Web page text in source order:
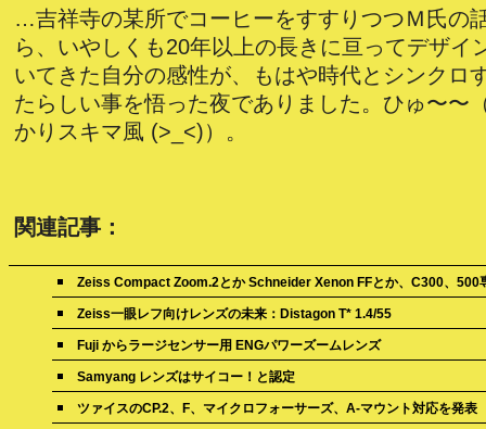
…吉祥寺の某所でコーヒーをすすりつつＭ氏の
ら、いやしくも20年以上の長きに亘ってデザイ
いてきた自分の感性が、もはや時代とシンクロ
たらしい事を悟った夜でありました。ひゅ〜〜
かりスキマ風 (>_<)）。
関連記事：
Zeiss Compact Zoom.2とか Schneider Xenon FFとか、C300、500
Zeiss一眼レフ向けレンズの未来：Distagon T* 1.4/55
Fuji からラージセンサー用 ENGパワーズームレンズ
Samyang レンズはサイコー！と認定
ツァイスのCP.2、F、マイクロフォーサーズ、A-マウント対応を発表